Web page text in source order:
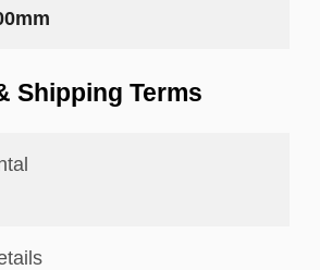
Shipping Terms